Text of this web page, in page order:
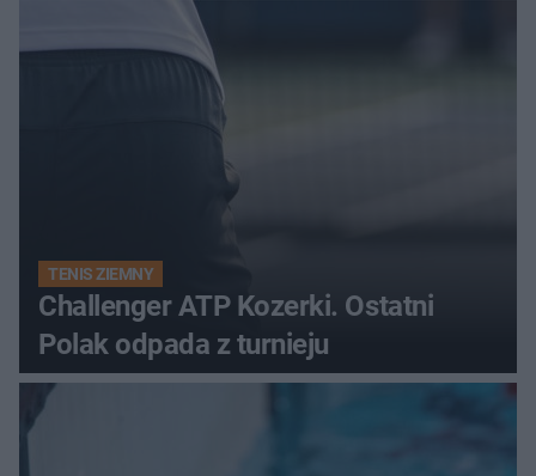
TENIS ZIEMNY
Challenger ATP Kozerki. Ostatni
Polak odpada z turnieju